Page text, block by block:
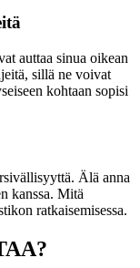
auttaa sinua oikean
sillä ne voivat
kohtaan sopisi
Älä anna
kanssa. Mitä
ratkaisemisessa.